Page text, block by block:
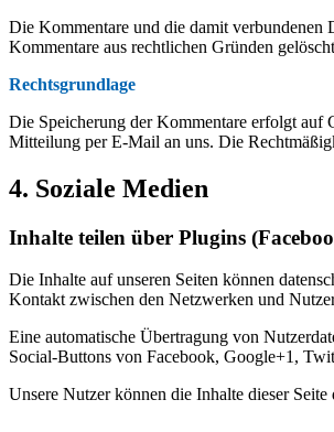
Die Kommentare und die damit verbundenen
Kommentare aus rechtlichen Gründen
Rechtsgrundlage
Die Speicherung der Kommentare erfolgt
Mitteilung per E-Mail an uns. Die
4. Soziale Medien
Inhalte teilen über Plugins
Die Inhalte auf unseren Seiten können
Kontakt zwischen den Netzwerken und
Eine automatische Übertragung von
Social-Buttons von Facebook, Google+1,
Unsere Nutzer können die Inhalte dieser